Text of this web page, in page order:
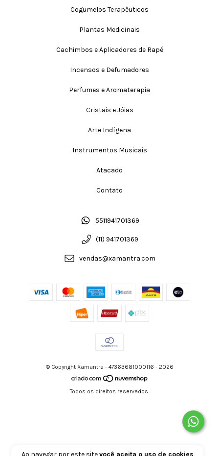
Ao navegar por este sitevocê aceita o uso de cookies
Cogumelos Terapêuticos
Plantas Medicinais
Cachimbos e Aplicadores de Rapé
Incensos e Defumadores
Perfumes e Aromaterapia
Cristais e Jóias
Arte Indígena
Instrumentos Musicais
Atacado
Contato
5511941701369
(11) 941701369
vendas@xamantra.com
© Copyright Xamantra - 47363681000116 - 2026
Todos os direitos reservados.